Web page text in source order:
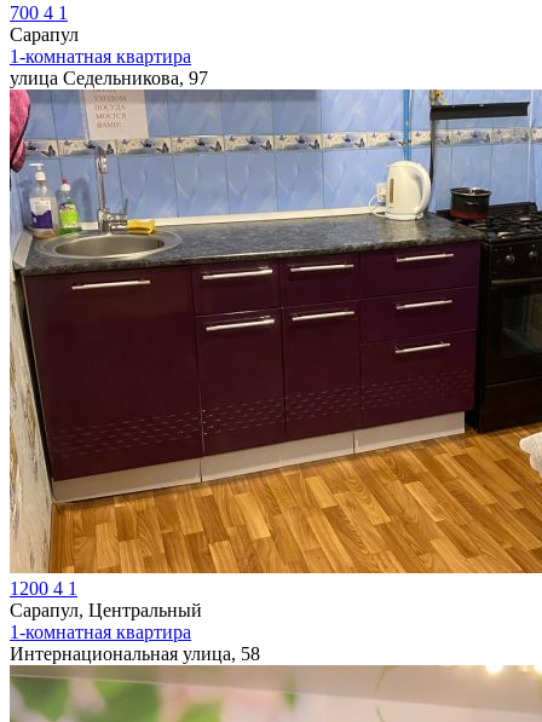
700 4 1
Сарапул
1-комнатная квартира
улица Седельникова, 97
1200 4 1
Сарапул, Центральный
1-комнатная квартира
Интернациональная улица, 58